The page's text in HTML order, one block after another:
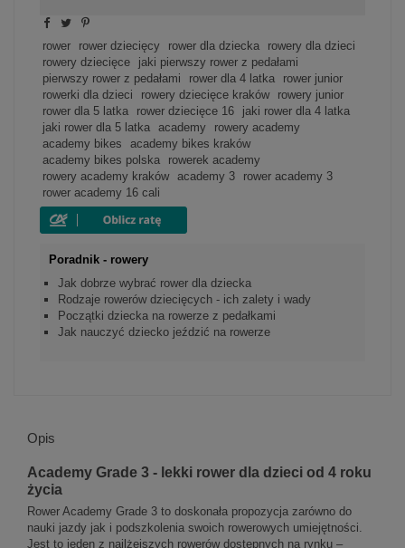
rower rower dziecięcy rower dla dziecka
rowery dla dzieci
rowery dziecięce
jaki pierwszy rower z pedałami
pierwszy rower z pedałami
rower dla 4 latka
rower junior
rowerki dla dzieci
rowery dziecięce kraków
rowery junior
rower dla 5 latka
rower dziecięce 16
jaki rower dla 4 latka
jaki rower dla 5 latka
academy
rowery academy
academy bikes
academy bikes kraków
academy bikes polska
rowerek academy
rowery academy kraków
academy 3
rower academy 3
rower academy 16 cali
Poradnik - rowery
Jak dobrze wybrać rower dla dziecka
Rodzaje rowerów dziecięcych - ich zalety i wady
Początki dziecka na rowerze z pedałkami
Jak nauczyć dziecko jeździć na rowerze
Opis
Academy Grade 3 - lekki rower dla dzieci od 4 roku
życia
Rower Academy Grade 3 to doskonała propozycja zarówno do
nauki jazdy jak i podszkolenia swoich rowerowych umiejętności.
Jest to jeden z najlżejszych rowerów dostępnych na rynku –